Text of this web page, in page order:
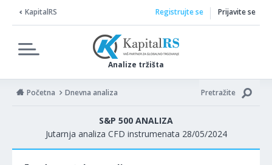
KapitalRS
Analize tržišta
Registrujte se Prijavite se
Početna Dnevna analiza Pretražite
S&P 500 ANALIZA
Jutarnja analiza CFD instrumenata 28/05/2024